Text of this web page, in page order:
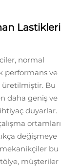
Lastikleri
normal
performans ve
üretilmiştir. Bu
daha geniş ve
duyarlar.
ortamları
değişmeye
bu
müşteriler